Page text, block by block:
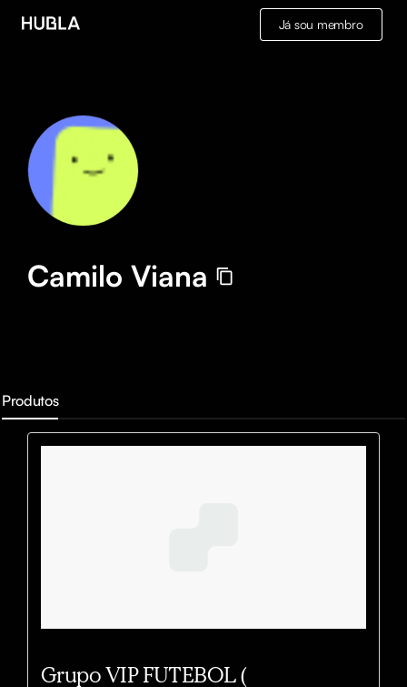
Já sou membro
Camilo Viana
Produtos
Grupo VIP FUTEBOL (